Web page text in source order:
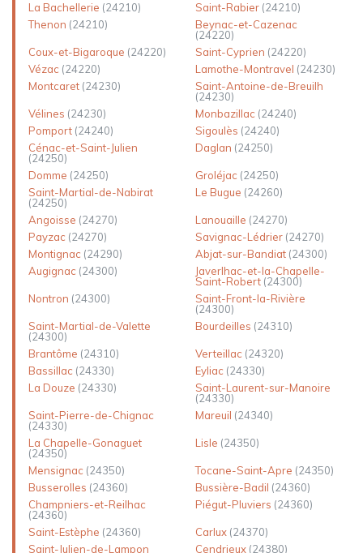
La Bachellerie (24210) Saint-Rabier (24210)
Thenon (24210)
Beynac-et-Cazenac
(24220)
Coux-et-Bigaroque (24220) Saint-Cyprien (24220)
Vézac (24220) Lamothe-Montravel (24230)
Montcaret (24230)
Saint-Antoine-de-Breuilh
(24230)
Vélines (24230) Monbazillac (24240)
Pomport (24240) Sigoulès (24240)
Cénac-et-Saint-Julien
(24250)
Daglan (24250)
Domme (24250) Groléjac (24250)
Saint-Martial-de-Nabirat
(24250)
Le Bugue (24260)
Angoisse (24270) Lanouaille (24270)
Payzac (24270) Savignac-Lédrier (24270)
Montignac (24290) Abjat-sur-Bandiat (24300)
Augignac (24300)
Javerlhac-et-la-Chapelle-
Saint-Robert (24300)
Nontron (24300)
Saint-Front-la-Rivière
(24300)
Saint-Martial-de-Valette
(24300)
Bourdeilles (24310)
Brantôme (24310) Verteillac (24320)
Bassillac (24330) Eyliac (24330)
La Douze (24330)
Saint-Laurent-sur-Manoire
(24330)
Saint-Pierre-de-Chignac
(24330)
Mareuil (24340)
La Chapelle-Gonaguet
(24350)
Lisle (24350)
Mensignac (24350) Tocane-Saint-Apre (24350)
Busserolles (24360) Bussière-Badil (24360)
Champniers-et-Reilhac
(24360)
Piégut-Pluviers (24360)
Saint-Estèphe (24360) Carlux (24370)
Saint-Julien-de-Lampon
Cendrieux (24380)